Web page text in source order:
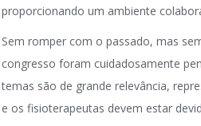
proporcionando um ambiente
Sem romper com o passado, mas
congresso foram cuidadosamente
temas são de grande relevância,
e os fisioterapeutas devem estar